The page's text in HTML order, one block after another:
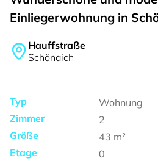
Einliegerwohnung in
Hauffstraße
Schönaich
Typ
Wohnung
Zimmer
2
Größe
43 m²
Etage
0